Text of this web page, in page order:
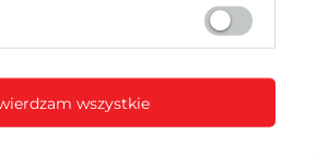
DO
i zdobywaj jako pierwszy
i nowości ze świata zegarków.
wszystkie